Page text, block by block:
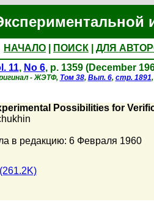
НАЧАЛО ПОИСК ДЛЯ
11, No 6, p. 1359 (December
- ЖЭТФ, Том 38, Вып. 6, стр. 1891
Possibilities for
в редакцию: 6 Февраля 1960